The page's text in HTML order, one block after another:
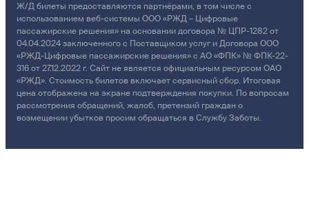
Ж/Д билеты предоставляются партнёрами, в том числе с
использованием веб-системы ООО «РЖД – Цифровые
пассажирские решения» на основании договора № ЦПР-1282 от
04.04.2024 заключенного с Поставщиком услуг и Договора ООО
«РЖД-Цифровые пассажирские решения» с АО «ФПК» № ФПК-22-
316 от 27.12.2022 г. Сайт не является официальным ресурсом ОАО
«РЖД». Стоимость билетов включает сервисный сбор. Итоговая
цена отображена на экране подтверждения покупки. По вопросам
рассмотрения обращений, жалоб, претензий граждан о
возмещении убытков просим обращаться в Службу Заботы.